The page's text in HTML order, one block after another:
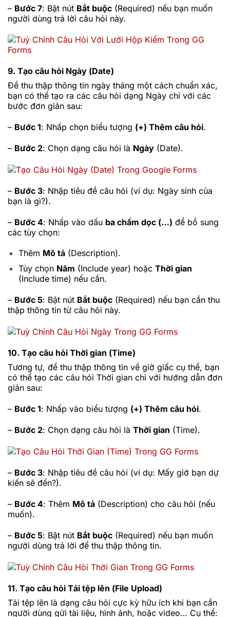
– Bước 7: Bật nút Bắt buộc (Required) nếu bạn muốn
người dùng trả lời câu hỏi này.
9. Tạo câu hỏi Ngày (Date)
Để thu thập thông tin ngày tháng một cách chuẩn xác,
bạn có thể tạo ra các câu hỏi dạng Ngày chỉ với các
bước đơn giản sau:
– Bước 1: Nhấp chọn biểu tượng (+) Thêm câu hỏi.
– Bước 2: Chọn dạng câu hỏi là Ngày (Date).
– Bước 3: Nhập tiêu đề câu hỏi (ví dụ: Ngày sinh của
bạn là gì?).
– Bước 4: Nhấp vào dấu ba chấm dọc (…) để bổ sung
các tùy chọn:
Thêm Mô tả(Description).
Tùy chọn Năm (Include year) hoặc Thời gian
(Include time) nếu cần.
– Bước 5: Bật nút Bắt buộc (Required) nếu bạn cần thu
thập thông tin từ câu hỏi này.
10. Tạo câu hỏi Thời gian (Time)
Tương tự, để thu thập thông tin về giờ giấc cụ thể, bạn
có thể tạo các câu hỏi Thời gian chỉ với hướng dẫn đơn
giản sau:
– Bước 1: Nhấp vào biểu tượng (+) Thêm câu hỏi.
– Bước 2: Chọn dạng câu hỏi là Thời gian (Time).
– Bước 3: Nhập tiêu đề câu hỏi (ví dụ: Mấy giờ bạn dự
kiến sẽ đến?).
– Bước 4: Thêm Mô tả (Description) cho câu hỏi (nếu
muốn).
– Bước 5: Bật nút Bắt buộc (Required) nếu bạn muốn
người dùng trả lời để thu thập thông tin.
11. Tạo câu hỏi Tải tệp lên (File Upload)
Tải tệp lên là dạng câu hỏi cực kỳ hữu ích khi bạn cần
người dùng gửi tài liệu, hình ảnh, hoặc video… Cụ thể: